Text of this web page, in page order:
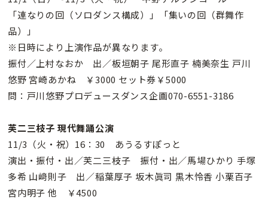
「連なりの回（ソロダンス構成）」「集いの回（群舞作
品）」
※日時により上演作品が異なります。
振付／上村なおか 出／板垣朝子 尾形直子 楠美奈生 戸川
悠野 宮崎あかね ￥3000 セット券￥5000
問：戸川悠野プロデュースダンス企画070-6551-3186
芙二三枝子 現代舞踊公演
11/3（火・祝）16：30 あうるすぽっと
演出・振付・出／芙二三枝子 振付・出／馬場ひかり 手塚
多希 山﨑則子 出／稲葉厚子 坂木眞司 黒木怜香 小栗百子
宮内明子 他 ￥4500